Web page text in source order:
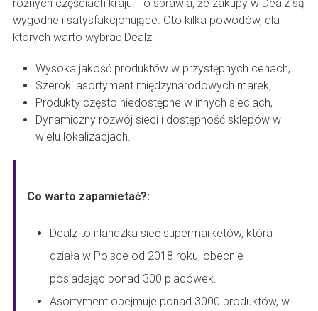
różnych częściach kraju. To sprawia, że zakupy w Dealz są
wygodne i satysfakcjonujące. Oto kilka powodów, dla
których warto wybrać Dealz:
Wysoka jakość produktów w przystępnych cenach,
Szeroki asortyment międzynarodowych marek,
Produkty często niedostępne w innych sieciach,
Dynamiczny rozwój sieci i dostępność sklepów w
wielu lokalizacjach.
Co warto zapamietać?:
Dealz to irlandzka sieć supermarketów, która
działa w Polsce od 2018 roku, obecnie
posiadając ponad 300 placówek.
Asortyment obejmuje ponad 3000 produktów, w